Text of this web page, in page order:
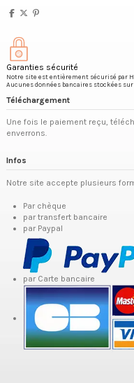
Garanties sécurité
Notre site est entièrement sécurisé par
Aucunes données bancaires stockées sur
Téléchargement
Une fois le paiement reçu,
enverrons.
Infos
Notre site accepte plusieurs
Par chèque
par transfert bancaire
par Paypal
par Carte bancaire